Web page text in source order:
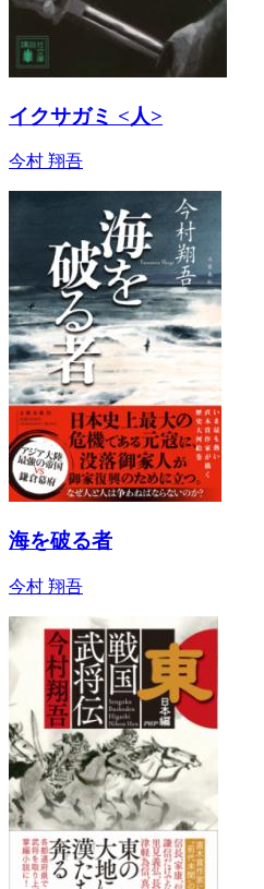
イクサガミ <人>
今村 翔吾
海を破る者
今村 翔吾